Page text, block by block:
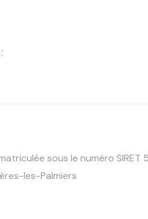
sous le numéro
les-Palmiers